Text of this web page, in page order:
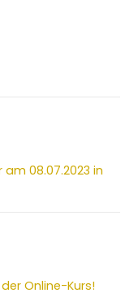
08.07.2023 in
Online-Kurs!